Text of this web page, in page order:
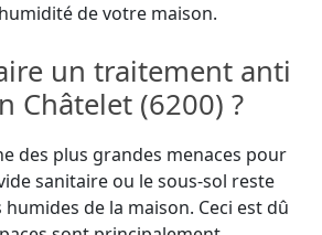
de votre maison.
un traitement anti
Châtelet (6200) ?
des plus grandes menaces pour
sanitaire ou le sous-sol reste
humides de la maison. Ceci est dû